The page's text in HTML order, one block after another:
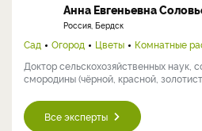
Анна Евгеньевна
Россия, Бердск
Сад Огород Цветы Комнатные
Доктор сельскохозяйственных наук,
смородины (чёрной, красной,
Все эксперты